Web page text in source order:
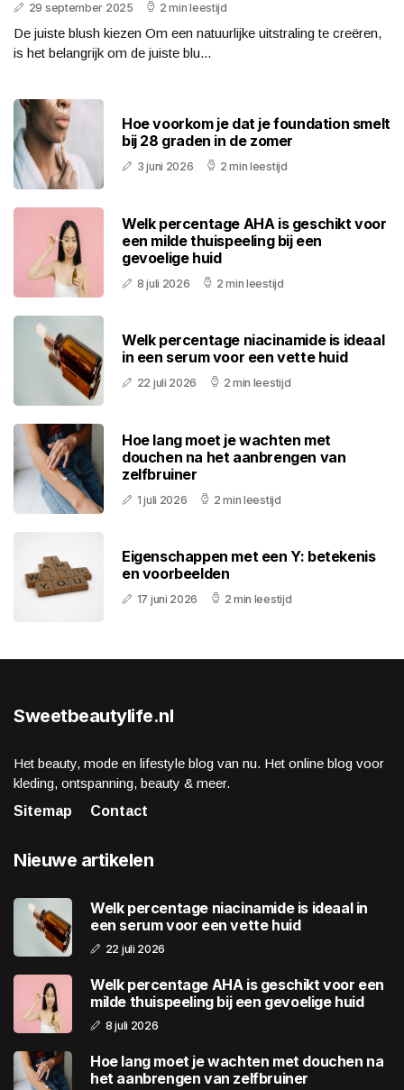
29 september 2025 2 min leestijd
De juiste blush kiezen Om een natuurlijke uitstraling te creëren,
is het belangrijk om de juiste blu...
Hoe voorkom je dat je foundation smelt
bij 28 graden in de zomer
3 juni 2026 2 min leestijd
Welk percentage AHA is geschikt voor
een milde thuispeeling bij een
gevoelige huid
8 juli 2026 2 min leestijd
Welk percentage niacinamide is ideaal
in een serum voor een vette huid
22 juli 2026 2 min leestijd
Hoe lang moet je wachten met
douchen na het aanbrengen van
zelfbruiner
1 juli 2026 2 min leestijd
Eigenschappen met een Y: betekenis
en voorbeelden
17 juni 2026 2 min leestijd
Sweetbeautylife.nl
Het beauty, mode en lifestyle blog van nu. Het online blog voor
kleding, ontspanning, beauty & meer.
Sitemap
Contact
Nieuwe artikelen
Welk percentage niacinamide is ideaal in
een serum voor een vette huid
22 juli 2026
Welk percentage AHA is geschikt voor een
milde thuispeeling bij een gevoelige huid
8 juli 2026
Hoe lang moet je wachten met douchen na
het aanbrengen van zelfbruiner